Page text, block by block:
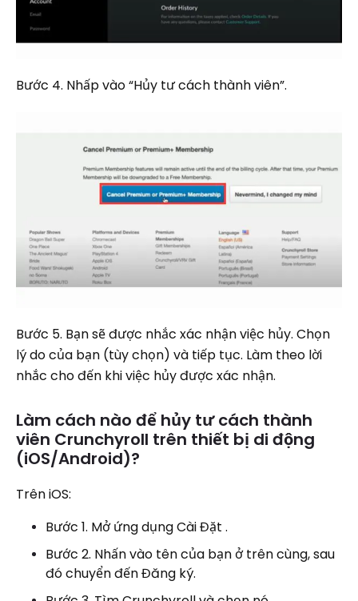
Bước 4. Nhấp vào “Hủy tư cách thành viên”.
Bước 5. Bạn sẽ được nhắc xác nhận việc hủy. Chọn
lý do của bạn (tùy chọn) và tiếp tục. Làm theo lời
nhắc cho đến khi việc hủy được xác nhận.
Làm cách nào để hủy tư cách thành
viên Crunchyroll trên thiết bị di động
(iOS/Android)?
Trên iOS:
Bước 1. Mở ứng dụng Cài Đặt .
Bước 2. Nhấn vào tên của bạn ở trên cùng, sau
đó chuyển đến Đăng ký.